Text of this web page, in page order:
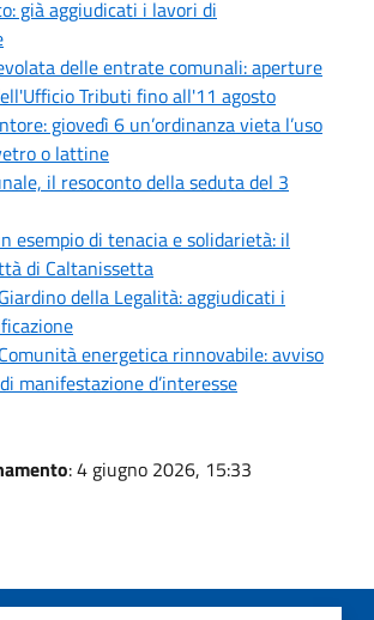
già aggiudicati i lavori di
delle entrate comunali: aperture
Tributi fino all'11 agosto
giovedì 6 un’ordinanza vieta l’uso
o lattine
il resoconto della seduta del 3
esempio di tenacia e solidarietà: il
di Caltanissetta
della Legalità: aggiudicati i
energetica rinnovabile: avviso
manifestazione d’interesse
: 4 giugno 2026, 15:33